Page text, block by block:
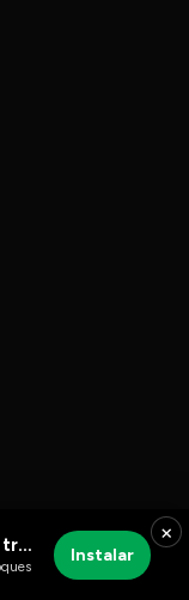
×
APP TRANSFEERO: chófer y traslados al aeropuerto Instalar